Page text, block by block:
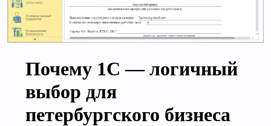
Почему 1С — логичный
выбор для
петербургского бизнеса